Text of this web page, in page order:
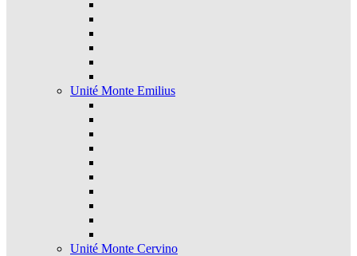
Unité Monte Emilius
Unité Monte Cervino